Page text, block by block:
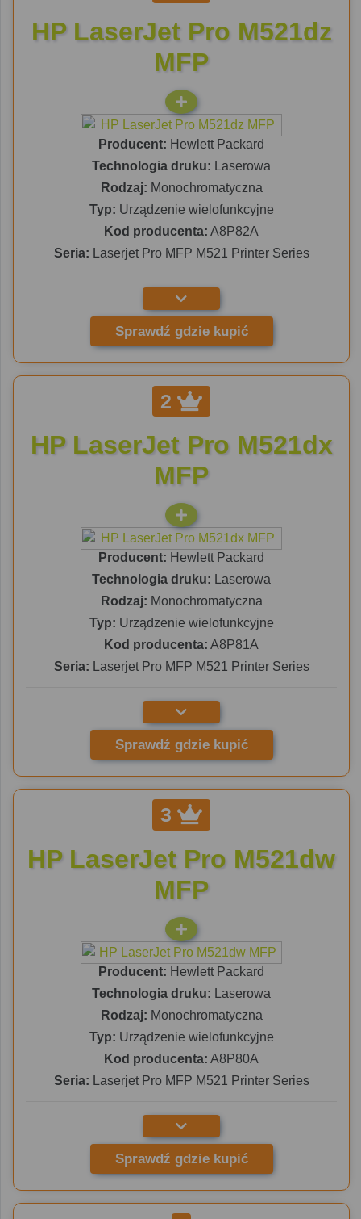
HP LaserJet Pro M521dz
MFP
Producent: Hewlett Packard
Technologia druku: Laserowa
Rodzaj: Monochromatyczna
Typ: Urządzenie wielofunkcyjne
Kod producenta: A8P82A
Seria: Laserjet Pro MFP M521 Printer Series
Sprawdź gdzie kupić
2
HP LaserJet Pro M521dx
MFP
Producent: Hewlett Packard
Technologia druku: Laserowa
Rodzaj: Monochromatyczna
Typ: Urządzenie wielofunkcyjne
Kod producenta: A8P81A
Seria: Laserjet Pro MFP M521 Printer Series
Sprawdź gdzie kupić
3
HP LaserJet Pro M521dw
MFP
Producent: Hewlett Packard
Technologia druku: Laserowa
Rodzaj: Monochromatyczna
Typ: Urządzenie wielofunkcyjne
Kod producenta: A8P80A
Seria: Laserjet Pro MFP M521 Printer Series
Sprawdź gdzie kupić